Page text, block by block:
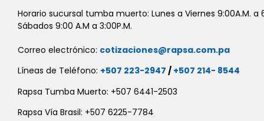
Horario sucursal tumba muerto: Lunes a Viernes 9:00A.M. a
Sábados 9:00 A.M a 3:00P.M.
Correo electrónico: cotizaciones@rapsa.com.pa
Líneas de Teléfono: +507 223-2947 / +507 214- 8544
Rapsa Tumba Muerto: +507 6441-2503
Rapsa Vía Brasil: +507 6225-7784